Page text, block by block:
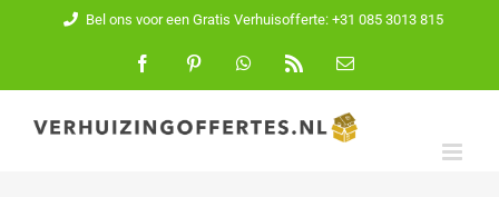
inhoud
Bel ons voor een Gratis Verhuisofferte: +31 085 3013 815
FacebookPinterest WhatsApp
E-